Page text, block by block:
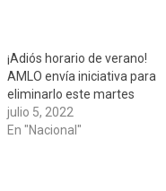
¡Adiós horario de verano!
AMLO envía iniciativa para
eliminarlo este martes
julio 5, 2022
En "Nacional"